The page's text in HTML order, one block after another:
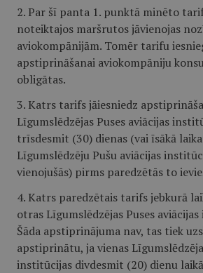
2. Par šī panta 1. punktā minēto
noteiktajos maršrutos jāvienojas
aviokompānijām. Tomēr tarifu
apstiprināšanai aviokompāniju
obligātas.
3. Katrs tarifs jāiesniedz
Līgumslēdzējas Puses aviācijas
trīsdesmit (30) dienas (vai īsākā
Līgumslēdzēju Pušu aviācijas
vienojušās) pirms paredzētās to
4. Katrs paredzētais tarifs jebkurā
otras Līgumslēdzējas Puses
Šāda apstiprinājuma nav, tas tiek
apstiprinātu, ja vienas
institūcijas divdesmit (20) dienu